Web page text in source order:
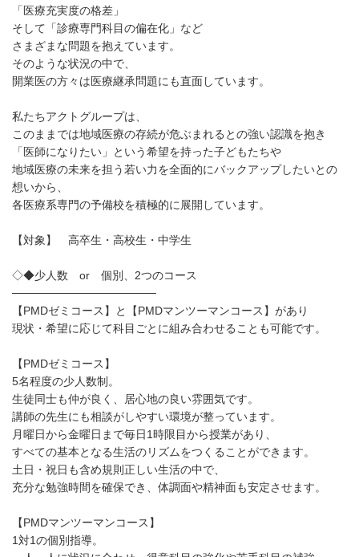
「医療充実度の格差」
そして「診療専門科目の偏在化」など
さまざまな問題を抱えています。
そのような状況の中で、
開業医の方々は医療継承問題にも直面しています。
私たちアクトグループは、
このままでは地域医療の存続が危ぶまれるとの強い認識を抱き
「医師になりたい」という希望を持った子どもたちや
地域医療の未来を担う若い力を全面的にバックアップしたいとの
想いから、
各医療系専門の予備校を積極的に展開しています。
【対象】 高卒生・高校生・中学生
◇◆少人数 or 個別、2つのコース
──────────────────
【PMDゼミコース】と【PMDマンツーマンコース】があり
現状・希望に応じて科目ごとに組み合わせることも可能です。
【PMDゼミコース】
5名程度の少人数制。
生徒同士も仲が良く、居心地の良い雰囲気です。
講師の先生にも相談がしやすい環境が整っています。
月曜日から金曜日まで毎日1時限目から授業があり、
すべての基本となる生活のリズムをつくることができます。
土日・祝日も含め規則正しい生活の中で、
充分な勉強時間を確保でき、体調面や精神面も安定させます。
【PMDマンツーマンコース】
1対1の個別指導。